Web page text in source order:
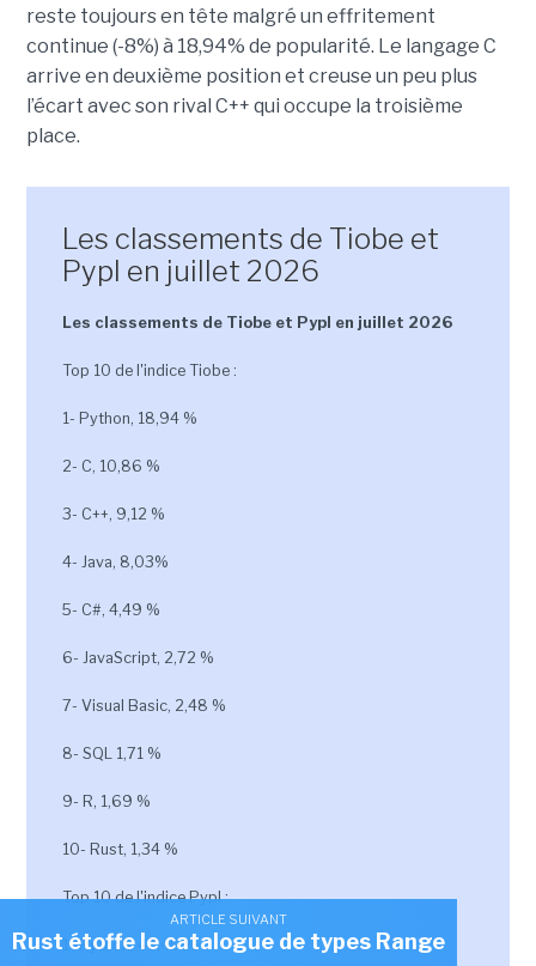
reste toujours en tête malgré un effritement
continue (-8%) à 18,94% de popularité. Le langage C
arrive en deuxième position et creuse un peu plus
l’écart avec son rival C++ qui occupe la troisième
place.
Les classements de Tiobe et
Pypl en juillet 2026
Les classements de Tiobe et Pypl en juillet 2026
Top 10 de l'indice Tiobe :
1- Python, 18,94 %
2- C, 10,86 %
3- C++, 9,12 %
4- Java, 8,03%
5- C#, 4,49 %
6- JavaScript, 2,72 %
7- Visual Basic, 2,48 %
8- SQL 1,71 %
9- R, 1,69 %
10- Rust, 1,34 %
Top 10 de l'indice Pypl :
1- Python, 47,49 %
ARTICLE SUIVANT
Rust étoffe le catalogue de types Range